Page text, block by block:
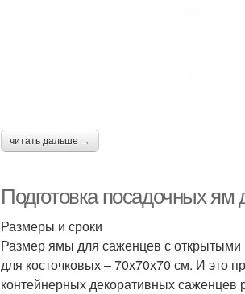
читать дальше →
Подготовка посадочных
Размеры и сроки
Размер ямы для саженцев с открытыми
для косточковых – 70х70х70 см. И это
контейнерных декоративных